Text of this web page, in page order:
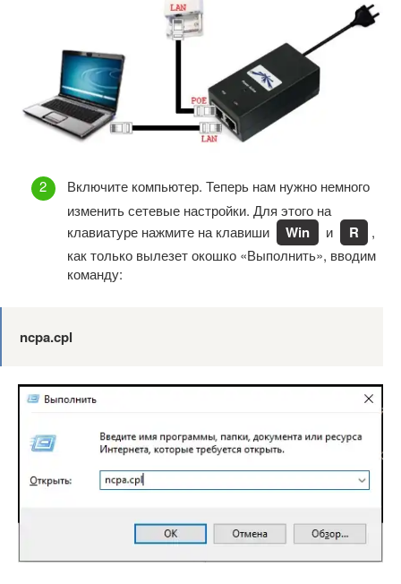
Включите компьютер. Теперь нам нужно немного
изменить сетевые настройки. Для этого на
клавиатуре нажмите на клавиши
Win и R
,
как только вылезет окошко «Выполнить», вводим
команду:
ncpa.cpl